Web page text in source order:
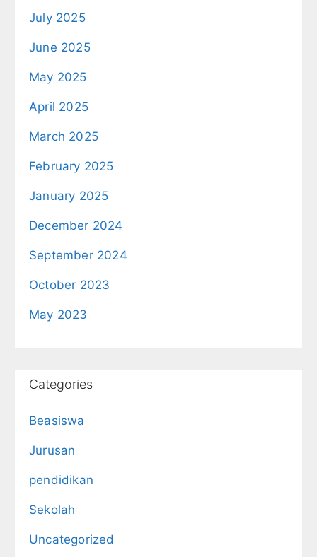
July 2025
June 2025
May 2025
April 2025
March 2025
February 2025
January 2025
December 2024
September 2024
October 2023
May 2023
Categories
Beasiswa
Jurusan
pendidikan
Sekolah
Uncategorized